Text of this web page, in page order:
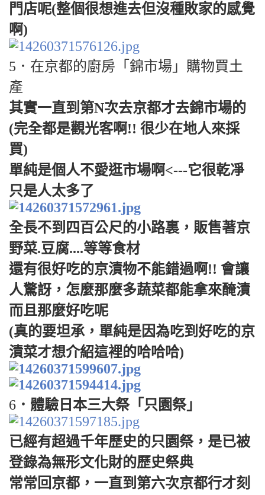
門店呢(整個很想進去但沒種敗家的感覺
啊)
5．在京都的廚房「錦市場」購物買土
產
其實一直到第N次去京都才去錦市場的
(完全都是觀光客啊!! 很少在地人來採
買)
單純是個人不愛逛市場啊<---它很乾凈
只是人太多了
全長不到四百公尺的小路裏，販售著京
野菜.豆腐....等等食材
還有很好吃的京漬物不能錯過啊!! 會讓
人驚訝，怎麼那麼多蔬菜都能拿來醃漬
而且那麼好吃呢
(真的要坦承，單純是因為吃到好吃的京
漬菜才想介紹這裡的哈哈哈)
6．體驗日本三大祭「只園祭」
已經有超過千年歷史的只園祭，是已被
登錄為無形文化財的歷史祭典
常常回京都，一直到第六次京都行才刻